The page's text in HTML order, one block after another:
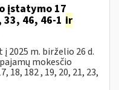
įstatymo 17
46, 46-1 ir
2025 m. birželio 26 d.
mokesčio
18, 182 , 19, 20, 21, 23,